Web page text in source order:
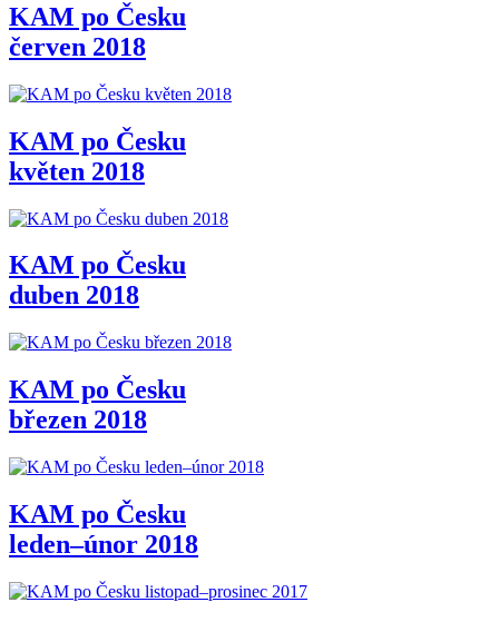
KAM po Česku
červen 2018
KAM po Česku
květen 2018
KAM po Česku
duben 2018
KAM po Česku
březen 2018
KAM po Česku
leden–únor 2018